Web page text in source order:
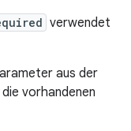
verwendet
aus der
vorhandenen